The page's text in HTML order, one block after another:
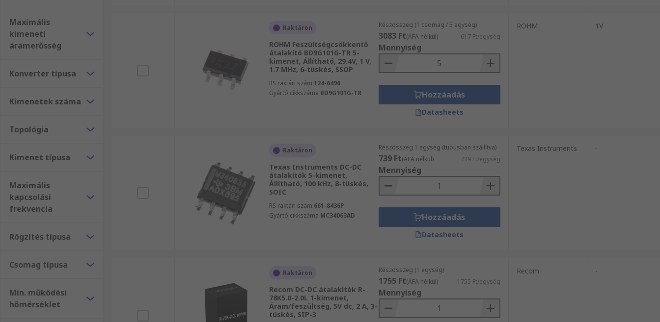
Maximális
kimeneti
áramerősség
Konverter típusa
Kimenetek száma
Topológia
Kimenet típusa
Maximális
kapcsolási
frekvencia
Rögzítés típusa
Csomag típusa
Min. működési
hőmérséklet
Raktáron
ROHM Feszültségcsökkentő
átalakító BD9G101G-TR 5-
kimenet, Állítható, 29.4V, 1 V,
1.7 MHz, 6-tüskés, SSOP
RS raktári szám 124-6496
Gyártó cikkszáma BD9G101G-TR
Részösszeg (1 csomag / 5 egység)
3083 Ft(ÁFA nélkül) 617 Ft/egység
Mennyiség
Hozzáadás
Datasheets
ROHM 1V
Raktáron
Texas Instruments DC-DC
átalakítók 5-kimenet,
Állítható, 100 kHz, 8-tüskés,
SOIC
RS raktári szám 661-8436P
Gyártó cikkszáma MC34063AD
Részösszeg 1 egység (tubusban szállítva)
739 Ft(ÁFA nélkül) 739 Ft/egység
Mennyiség
Hozzáadás
Datasheets
Texas Instruments -
Raktáron
Recom DC-DC átalakítók R-
78K5.0-2.0L 1-kimenet,
Áram/feszültség, 5V dc, 2 A, 3-
tüskés, SIP-3
Részösszeg (1 egység)
1755 Ft(ÁFA nélkül) 1755 Ft/egység
Mennyiség
Recom -